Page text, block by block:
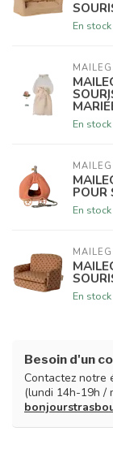
En stock
MAILEG
En stock
MAILEG
POUR
En stock
MAILEG
En stock
Besoin d'un
Contactez notre
(lundi 14h-19h /